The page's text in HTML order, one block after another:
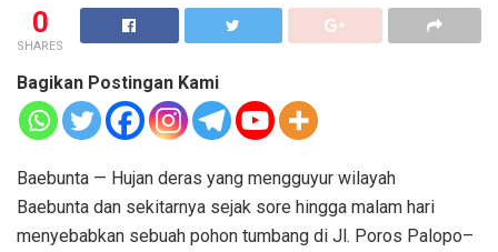
0
SHARES
Bagikan Postingan Kami
Baebunta — Hujan deras yang mengguyur wilayah
Baebunta dan sekitarnya sejak sore hingga malam hari
menyebabkan sebuah pohon tumbang di Jl. Poros Palopo–